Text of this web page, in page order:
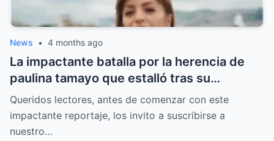
News • 4 months ago
La impactante batalla por la herencia de
paulina tamayo que estalló tras su
repentina muerte y dejó a su familia
dividida en un abismo de dolor y secretos.
Queridos lectores, antes de comenzar con este
impactante reportaje, los invito a suscribirse a
nuestro…